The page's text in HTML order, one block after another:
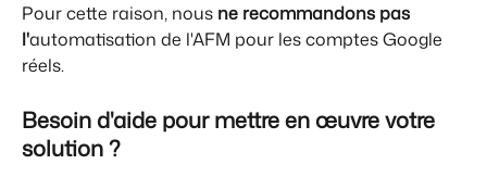
Pour cette raison, nous ne recommandons pas
l'automatisation de l'AFM pour les comptes Google
réels.
Besoin d'aide pour mettre en œuvre votre
solution ?